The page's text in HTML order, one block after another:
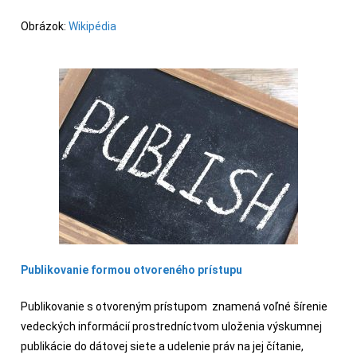
Obrázok: Wikipédia
Publikovanie formou otvoreného prístupu
Publikovanie s otvoreným prístupom znamená voľné šírenie
vedeckých informácií prostredníctvom uloženia výskumnej
publikácie do dátovej siete a udelenie práv na jej čítanie,